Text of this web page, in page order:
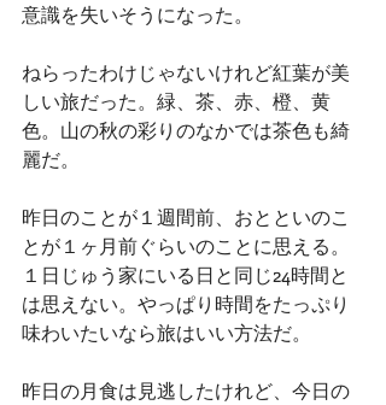
意識を失いそうになった。
ねらったわけじゃないけれど紅葉が美
しい旅だった。緑、茶、赤、橙、黄
色。山の秋の彩りのなかでは茶色も綺
麗だ。
昨日のことが１週間前、おとといのこ
とが１ヶ月前ぐらいのことに思える。
１日じゅう家にいる日と同じ24時間と
は思えない。やっぱり時間をたっぷり
味わいたいなら旅はいい方法だ。
昨日の月食は見逃したけれど、今日の